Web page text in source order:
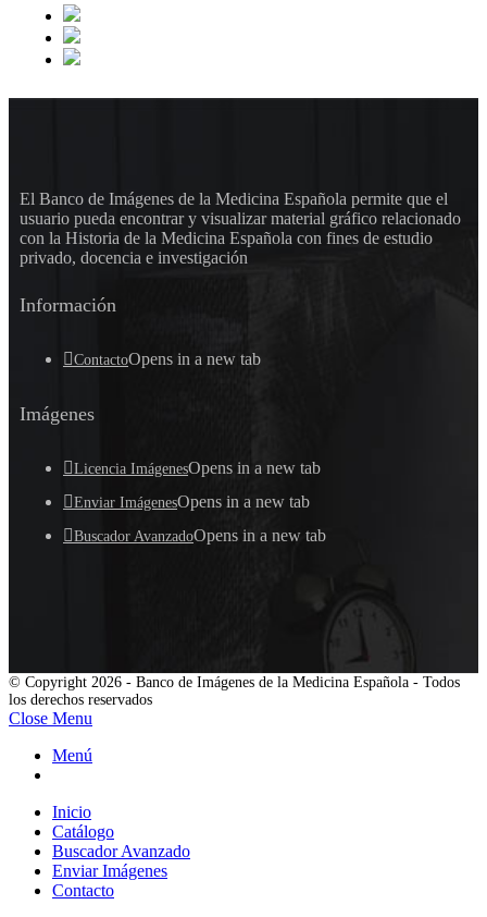
El Banco de Imágenes de la Medicina Española permite que el
usuario pueda encontrar y visualizar material gráfico relacionado
con la Historia de la Medicina Española con fines de estudio
privado, docencia e investigación
Información
ContactoOpens in a new tab
Imágenes
Licencia ImágenesOpens in a new tab
Enviar ImágenesOpens in a new tab
Buscador AvanzadoOpens in a new tab
© Copyright 2026 - Banco de Imágenes de la Medicina Española - Todos
los derechos reservados
Close Menu
Menú
Inicio
Catálogo
Buscador Avanzado
Enviar Imágenes
Contacto